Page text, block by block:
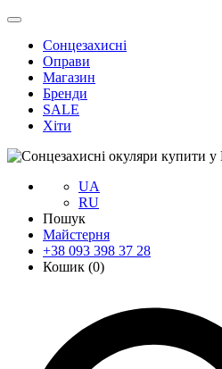
Сонцезахисні
Оправи
Магазин
Бренди
SALE
Хіти
UA
RU
Пошук
Майстерня
+38 093 398 37 28
Кошик (0)